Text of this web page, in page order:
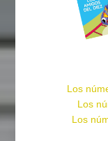
Los
Los
Los